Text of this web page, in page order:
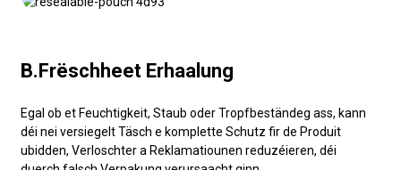
B.Frëschheet Erhaalung
Egal ob et Feuchtigkeit, Staub oder Tropfbeständeg ass, kann
déi nei versiegelt Täsch e komplette Schutz fir de Produit
ubidden, Verloschter a Reklamatiounen reduzéieren, déi